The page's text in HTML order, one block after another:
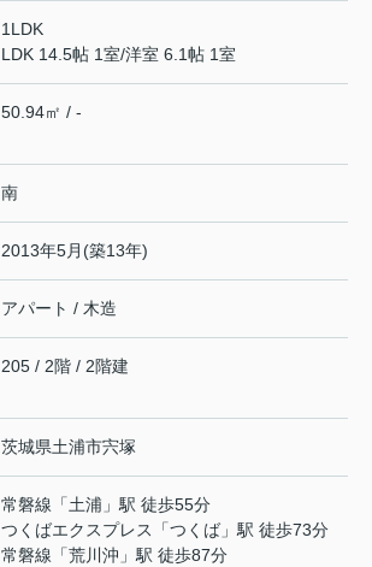
1LDK
LDK 14.5帖 1室/洋室 6.1帖 1室
50.94㎡ / -
南
2013年5月(築13年)
アパート / 木造
205 / 2階 / 2階建
茨城県土浦市宍塚
常磐線 「土浦 」駅 徒歩55分
つくばエクスプレス
「つくば 」駅 徒歩73分
常磐線 「荒川沖 」駅 徒歩87分